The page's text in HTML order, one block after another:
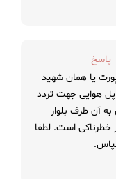
پاسخ
یا همان شهید
پل هوایی جهت تردد
به آن طرف بلوار
خطرناکی است. لطفا